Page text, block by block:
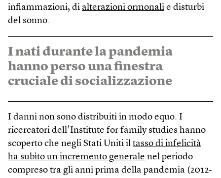
infiammazioni, di alterazioni ormonali e disturbi
del sonno.
I nati durante la pandemia
hanno perso una finestra
cruciale di socializzazione
I danni non sono distribuiti in modo equo. I
ricercatori dell’Institute for family studies hanno
scoperto che negli Stati Uniti il tasso di infelicità
ha subìto un incremento generale nel periodo
compreso tra gli anni prima della pandemia (2012-